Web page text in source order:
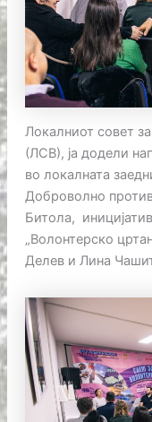
Локалниот совет
(ЛСВ), ја додели
во локалната
Доброволно
Битола,
„Волонтерско
Делев и Лина